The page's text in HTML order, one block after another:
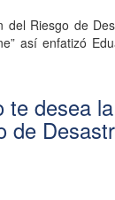
del Riesgo de
así enfatizó
te desea
de